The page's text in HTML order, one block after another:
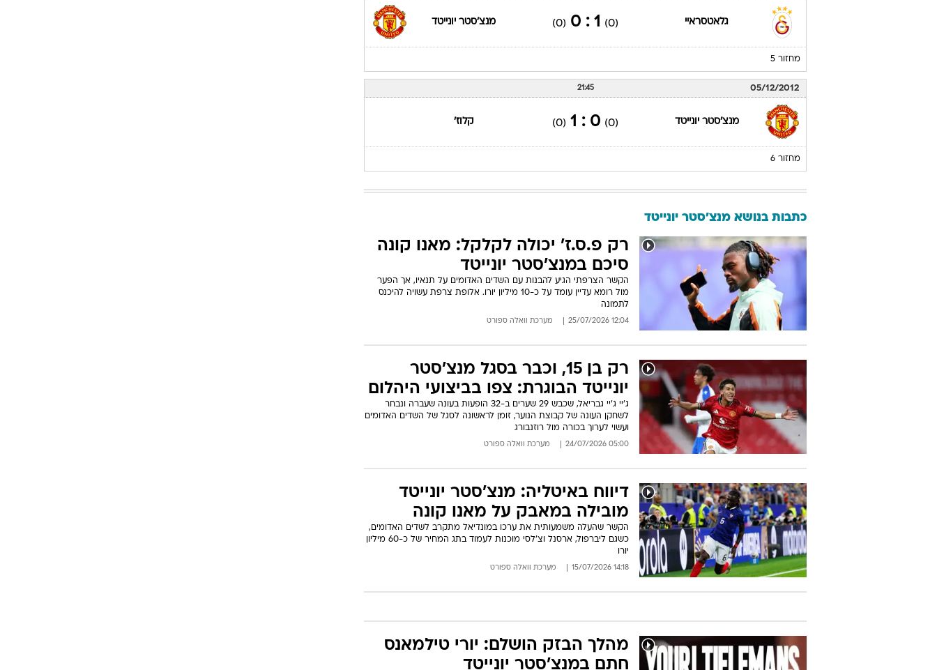
גלאטסראיי (0)
1 : 0
(0) מנצ'סטר יונייטד
מחזור 5
05/12/2012
21:45
מנצ'סטר יונייטד (0)
0 : 1
(0) קלוז'
מחזור 6
כתבות בנושא מנצ'סטר יונייטד
רק פ.ס.ז' יכולה לקלקל: מאנו קונה
סיכם במנצ'סטר יונייטד
הקשר הצרפתי הגיע להבנות עם השדים האדומים על תנאיו, אך הפער
מול רומא עדיין עומד על כ-10 מיליון יורו. אלופת צרפת עשויה להיכנס
לתמונה
12:04 25/07/2026 מערכת וואלה ספורט
רק בן 15, וכבר בסגל מנצ'סטר
יונייטד הבוגרת: צפו בביצועי היהלום
ג'יי ג'יי גבריאל, שכבש 29 שערים ב-32 הופעות בעונה שעברה ונבחר
לשחקן העונה של קבוצת הנוער, זומן לראשונה לסגל של השדים האדומים
ועשוי לערוך בכורה מול רוזנבורג
05:00 24/07/2026 מערכת וואלה ספורט
דיווח באיטליה: מנצ'סטר יונייטד
מובילה במאבק על מאנו קונה
הקשר שהעלה משמעותית את ערכו במונדיאל מתקרב לשדים האדומים,
כשגם ליברפול, ארסנל וצ'לסי מוכנות לעמוד בתג המחיר של כ-60 מיליון
יורו
14:18 15/07/2026 מערכת וואלה ספורט
מהלך הבזק הושלם: יורי טילמאנס
חתם במנצ'סטר יונייטד